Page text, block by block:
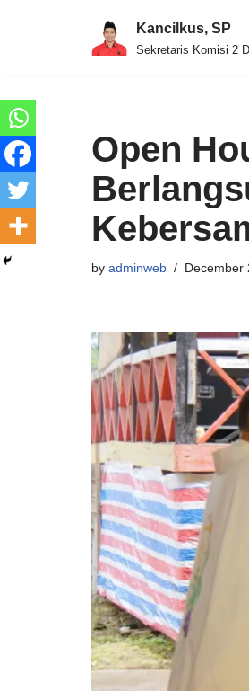
content
Kancilkus, SP
Sekretaris Komisi 2
Open
by adminweb December